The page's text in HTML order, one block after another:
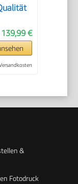
139,99 €
&
Fotodruck